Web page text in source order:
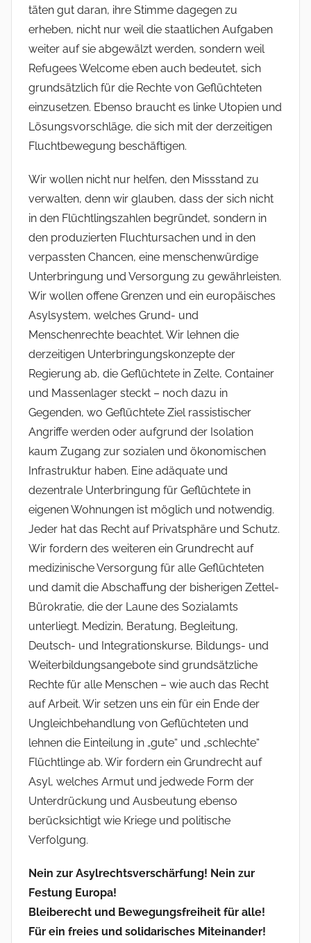
täten gut daran, ihre Stimme dagegen zu
erheben, nicht nur weil die staatlichen Aufgaben
weiter auf sie abgewälzt werden, sondern weil
Refugees Welcome eben auch bedeutet, sich
grundsätzlich für die Rechte von Geflüchteten
einzusetzen. Ebenso braucht es linke Utopien und
Lösungsvorschläge, die sich mit der derzeitigen
Fluchtbewegung beschäftigen.
Wir wollen nicht nur helfen, den Missstand zu
verwalten, denn wir glauben, dass der sich nicht
in den Flüchtlingszahlen begründet, sondern in
den produzierten Fluchtursachen und in den
verpassten Chancen, eine menschenwürdige
Unterbringung und Versorgung zu gewährleisten.
Wir wollen offene Grenzen und ein europäisches
Asylsystem, welches Grund- und
Menschenrechte beachtet. Wir lehnen die
derzeitigen Unterbringungskonzepte der
Regierung ab, die Geflüchtete in Zelte, Container
und Massenlager steckt – noch dazu in
Gegenden, wo Geflüchtete Ziel rassistischer
Angriffe werden oder aufgrund der Isolation
kaum Zugang zur sozialen und ökonomischen
Infrastruktur haben. Eine adäquate und
dezentrale Unterbringung für Geflüchtete in
eigenen Wohnungen ist möglich und notwendig.
Jeder hat das Recht auf Privatsphäre und Schutz.
Wir fordern des weiteren ein Grundrecht auf
medizinische Versorgung für alle Geflüchteten
und damit die Abschaffung der bisherigen Zettel-
Bürokratie, die der Laune des Sozialamts
unterliegt. Medizin, Beratung, Begleitung,
Deutsch- und Integrationskurse, Bildungs- und
Weiterbildungsangebote sind grundsätzliche
Rechte für alle Menschen – wie auch das Recht
auf Arbeit. Wir setzen uns ein für ein Ende der
Ungleichbehandlung von Geflüchteten und
lehnen die Einteilung in „gute“ und „schlechte“
Flüchtlinge ab. Wir fordern ein Grundrecht auf
Asyl, welches Armut und jedwede Form der
Unterdrückung und Ausbeutung ebenso
berücksichtigt wie Kriege und politische
Verfolgung.
Nein zur Asylrechtsverschärfung! Nein zur
Festung Europa!
Bleiberecht und Bewegungsfreiheit für alle!
Für ein freies und solidarisches Miteinander!